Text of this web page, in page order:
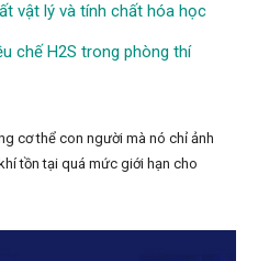
vật lý và tính chất hóa học
chế H2S trong phòng thí
cơ thể con người mà nó chỉ ảnh
tồn tại quá mức giới hạn cho